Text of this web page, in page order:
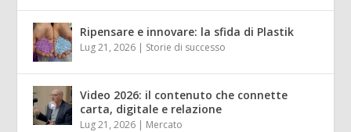
Ripensare e innovare: la sfida di Plastik
Lug 21, 2026 | Storie di successo
Video 2026: il contenuto che connette
carta, digitale e relazione
Lug 21, 2026 | Mercato